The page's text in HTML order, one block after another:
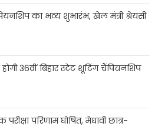
का भव्य शुभारंभ, खेल मंत्री श्रेयसी
36वीं बिहार स्टेट शूटिंग चैंपियनशिप
परिणाम घोषित, मेधावी छात्र-